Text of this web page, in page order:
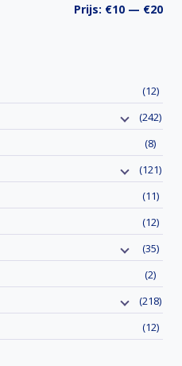
Prijs: €10 — €20
(12)
(242)
(8)
(121)
(11)
(12)
(35)
(2)
(218)
(12)